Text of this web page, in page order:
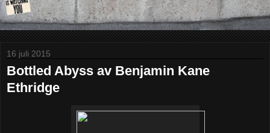
16 juli 2015
Bottled Abyss av Benjamin Kane
Ethridge